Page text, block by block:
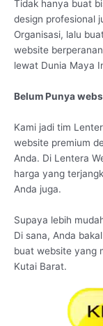
Tidak hanya buat
design profesional
Organisasi, lalu
website
lewat Dunia Maya
Belum Punya
Kami jadi tim
website premium
Anda. Di Lentera
harga yang
Anda juga.
Supaya lebih
Di sana, Anda
buat website yang
Kutai Barat.